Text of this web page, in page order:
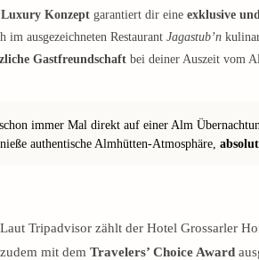
Konzept garantiert dir eine exklusive
im ausgezeichneten Restaurant Jagastub’n
Gastfreundschaft bei deiner Auszeit vom
immer Mal direkt auf einer Alm
authentische Almhütten-Atmosphäre,
Laut Tripadvisor zählt der Hotel Grossarler
zudem mit dem Travelers’ Choice Award